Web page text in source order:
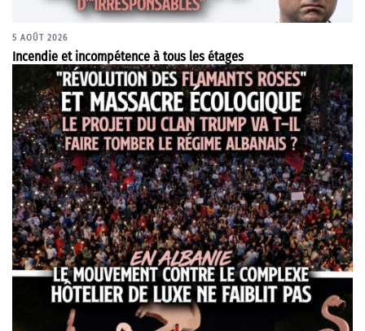
5 AOÛT 2026
Incendie et incompétence à tous les étages